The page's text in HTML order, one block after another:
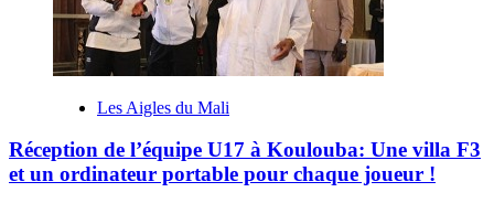
Les Aigles du Mali
Réception de l’équipe U17 à Koulouba: Une villa F3
et un ordinateur portable pour chaque joueur !